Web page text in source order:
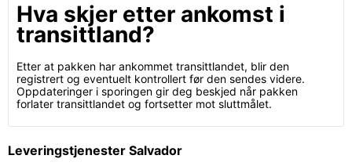
Hva skjer etter ankomst i
transittland?
Etter at pakken har ankommet transittlandet, blir den
registrert og eventuelt kontrollert før den sendes videre.
Oppdateringer i sporingen gir deg beskjed når pakken
forlater transittlandet og fortsetter mot sluttmålet.
Leveringstjenester Salvador